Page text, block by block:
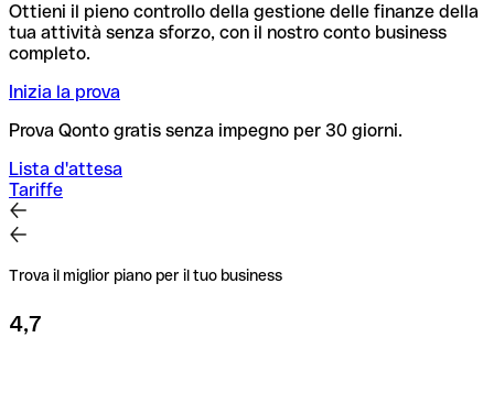
Ottieni il pieno controllo della gestione delle finanze della
tua attività senza sforzo, con il nostro conto business
completo.
Inizia la prova
Prova Qonto gratis senza impegno per 30 giorni.
Lista d'attesa
Tariffe
Trova il miglior piano per il tuo business
4,7